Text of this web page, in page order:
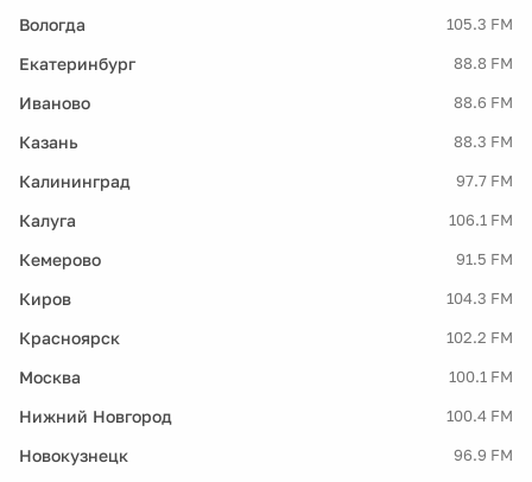
Вологда 105.3 FM
Екатеринбург 88.8 FM
Иваново 88.6 FM
Казань 88.3 FM
Калининград 97.7 FM
Калуга 106.1 FM
Кемерово 91.5 FM
Киров 104.3 FM
Красноярск 102.2 FM
Москва 100.1 FM
Нижний Новгород 100.4 FM
Новокузнецк 96.9 FM